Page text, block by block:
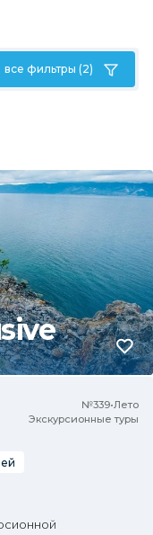
все фильтры (2)
№339•Лето
Экскурсионные туры